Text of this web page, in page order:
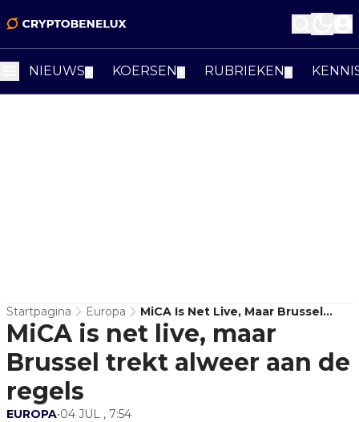
NIEUWS KOERSEN RUBRIEKEN
Startpagina Europa
MiCA Is Net Live, Maar Brussel
Trekt Alweer Aan De Regels
MiCA is net live, maar
Brussel trekt alweer aan de
regels
EUROPA•04 JUL , 7:54